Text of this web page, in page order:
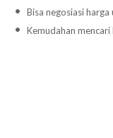
Bisa negosiasi
Kemudahan